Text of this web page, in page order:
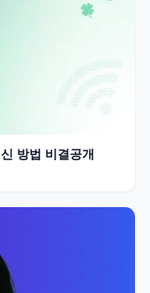
방법 비결공개